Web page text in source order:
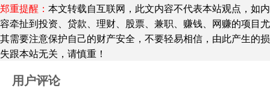
郑重提醒： 本文转载自互联网，此文内容不代表本站观点，如内
容牵扯到投资、贷款、理财、股票、兼职、赚钱、网赚的项目尤
其需要注意保护自己的财产安全，不要轻易相信，由此产生的损
失跟本站无关，请慎重！
用户评论